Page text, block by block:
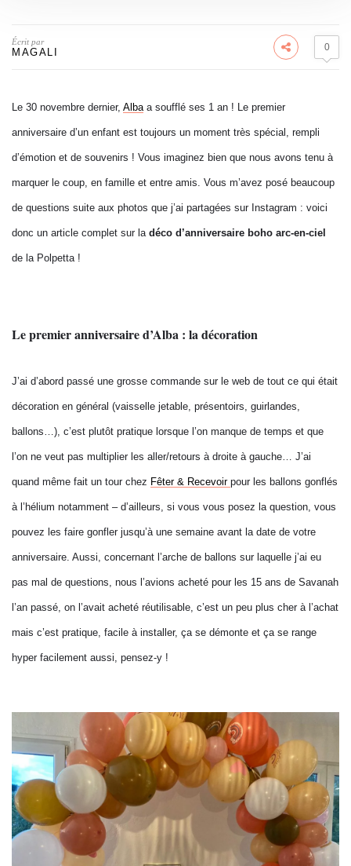
Écrit par
MAGALI 0
Le 30 novembre dernier, Albaa soufflé ses 1 an ! Le premier
anniversaire d’un enfant est toujours un moment très spécial, rempli
d’émotion et de souvenirs ! Vous imaginez bien que nous avons tenu à
marquer le coup, en famille et entre amis. Vous m’avez posé beaucoup
de questions suite aux photos que j’ai partagées sur Instagram : voici
donc un article complet sur la déco d’anniversaire boho arc-en-ciel
de la Polpetta !
Le premier anniversaire d’Alba : la décoration
J’ai d’abord passé une grosse commande sur le web de tout ce qui était
décoration en général (vaisselle jetable, présentoirs, guirlandes,
ballons…), c’est plutôt pratique lorsque l’on manque de temps et que
l’on ne veut pas multiplier les aller/retours à droite à gauche… J’ai
quand même fait un tour chez Fêter & Recevoir pour les ballons gonflés
à l’hélium notamment – d’ailleurs, si vous vous posez la question, vous
pouvez les faire gonfler jusqu’à une semaine avant la date de votre
anniversaire. Aussi, concernant l’arche de ballons sur laquelle j’ai eu
pas mal de questions, nous l’avions acheté pour les 15 ans de Savanah
l’an passé, on l’avait acheté réutilisable, c’est un peu plus cher à l’achat
mais c’est pratique, facile à installer, ça se démonte et ça se range
hyper facilement aussi, pensez-y !